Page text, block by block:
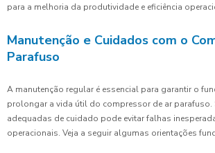
para a melhoria da produtividade e eficiência
Manutenção e Cuidados com o
Parafuso
A manutenção regular é essencial para garantir o
prolongar a vida útil do compressor de ar parafuso.
adequadas de cuidado pode evitar falhas
operacionais. Veja a seguir algumas orientações